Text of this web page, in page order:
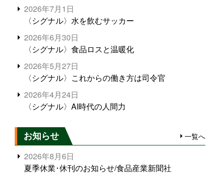
2026年7月1日
〈シグナル〉水を飲むサッカー
2026年6月30日
〈シグナル〉食品ロスと温暖化
2026年5月27日
〈シグナル〉これからの働き方は司令官
2026年4月24日
〈シグナル〉AI時代の人間力
お知らせ 一覧へ
2026年8月6日
夏季休業･休刊のお知らせ/食品産業新聞社